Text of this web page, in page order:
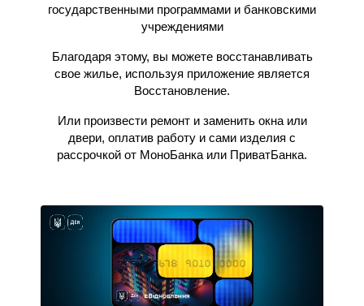
государственными программами и банковскими
учреждениями
Благодаря этому, вы можете восстанавливать
свое жилье, используя приложение является
Восстановление.
Или произвести ремонт и заменить окна или
двери, оплатив работу и сами изделия с
рассрочкой от МоноБанка или ПриватБанка.